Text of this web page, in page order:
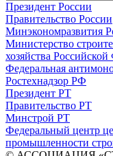
Президент России
Правительство России
Минэкономразвития
Министерство
хозяйства
Федеральная
Ростехнадзор РФ
Президент РТ
Правительство РТ
Минстрой РТ
Федеральный центр
промышленности